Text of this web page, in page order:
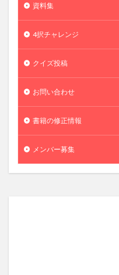
資料集
4択チャレンジ
クイズ投稿
お問い合わせ
書籍の修正情報
メンバー募集